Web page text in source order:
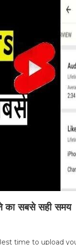
सबसे सही समय
time to upload